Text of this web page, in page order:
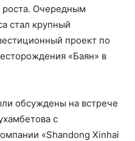
роста. Очередным
стал крупный
проект по
«Баян» в
обсуждены на встрече
с
«Shandong Xinhai